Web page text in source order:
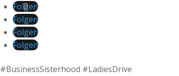
Folgen
Folgen
Folgen
Folgen
#BusinessSisterhood #LadiesDrive